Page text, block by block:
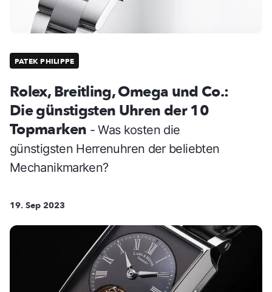
PATEK PHILIPPE
Rolex, Breitling, Omega und Co.:
Die günstigsten Uhren der 10
Topmarken - Was kosten die
günstigsten Herrenuhren der beliebten
Mechanikmarken?
19. Sep 2023